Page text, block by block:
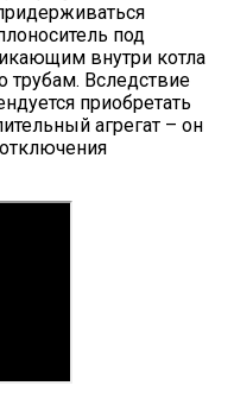
под
внутри котла
трубам. Вследствие
приобретать
агрегат – он